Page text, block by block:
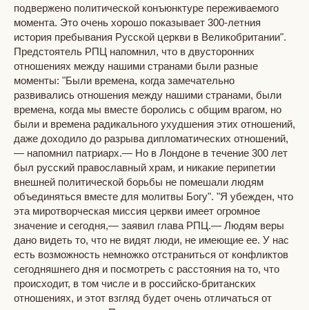
подвержено политической конъюнктуре переживаемого
момента. Это очень хорошо показывает 300-летния
история пребывания Русской церкви в Великобритании".
Предстоятель РПЦ напомнил, что в двусторонних
отношениях между нашими странами были разные
моменты: "Были времена, когда замечательно
развивались отношения между нашими странами, были
времена, когда мы вместе боролись с общим врагом, но
были и времена радикального ухудшения этих отношений,
даже доходило до разрыва дипломатических отношений,
— напомнил патриарх.— Но в Лондоне в течение 300 лет
был русский православный храм, и никакие перипетии
внешней политической борьбы не помешали людям
объединяться вместе для молитвы Богу". "Я убежден, что
эта миротворческая миссия церкви имеет огромное
значение и сегодня,— заявил глава РПЦ.— Людям веры
дано видеть то, что не видят люди, не имеющие ее. У нас
есть возможность немножко отстраниться от конфликтов
сегодняшнего дня и посмотреть с расстояния на то, что
происходит, в том числе и в российско-британских
отношениях, и этот взгляд будет очень отличаться от